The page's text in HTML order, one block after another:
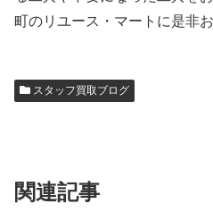
町のリユース・マートに是非
スタッフ買取ブログ
関連記事